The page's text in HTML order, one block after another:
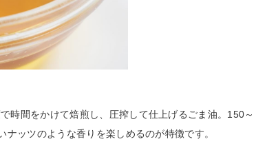
時間をかけて焙煎し、圧搾して仕上げるごま油。150～
ッツのような香りを楽しめるのが特徴です。